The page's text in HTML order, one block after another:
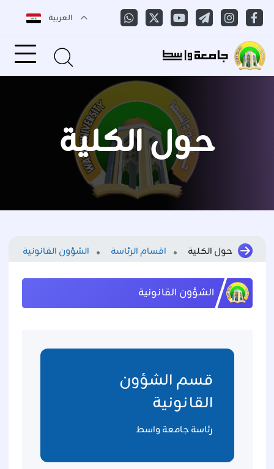
العربية
حول الكلية
حول الكلية اقسام الرئاسة الشؤون القانونية
الشؤون القانونية
قسم الشؤون
القانونية
رئاسة جامعة واسط